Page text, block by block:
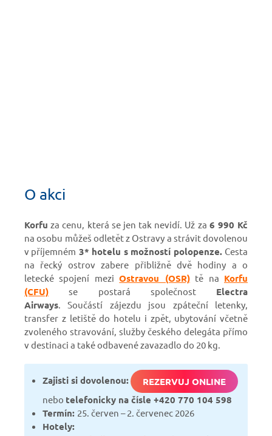
O akci
Korfu za cenu, která se jen tak nevidí. Už za 6 990 Kč
na osobu můžeš odletět z Ostravy a strávit dovolenou
v příjemném 3* hotelu s možností polopenze. Cesta
na řecký ostrov zabere přibližně dvě hodiny a o
letecké spojení meziOstravou (OSR)tě na Korfu
(CFU) se postará společnost Electra
Airways . Součástí zájezdu jsou zpáteční letenky,
transfer z letiště do hotelu i zpět, ubytování včetně
zvoleného stravování, služby českého delegáta přímo
v destinaci a také odbavené zavazadlo do 20 kg.
Zajisti si dovolenou: REZERVUJ ONLINE
nebo telefonicky na čísle +420 770 104 598
Termín: 25. červen – 2. červenec 2026
Hotely: